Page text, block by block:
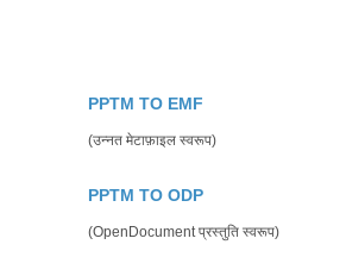
PPTM TO EMF
(उन्नत मेटाफ़ाइल स्वरूप)
PPTM TO ODP
(OpenDocument प्रस्तुति स्वरूप)